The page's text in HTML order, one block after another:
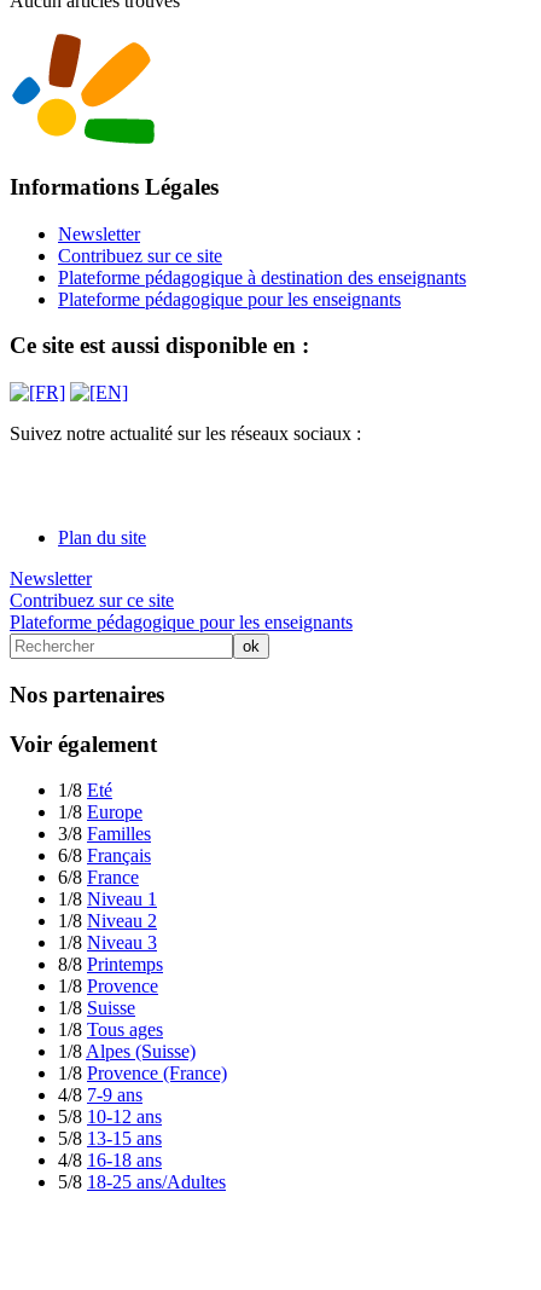
Informations Légales
Newsletter
Contribuez sur ce site
Plateforme pédagogique à destination des enseignants
Plateforme pédagogique pour les enseignants
Ce site est aussi disponible en :
Suivez notre actualité sur les réseaux sociaux :
Plan du site
Newsletter
Contribuez sur ce site
Plateforme pédagogique pour les enseignants
Nos partenaires
Voir également
1/8 Eté
1/8 Europe
3/8 Familles
6/8 Français
6/8 France
1/8 Niveau 1
1/8 Niveau 2
1/8 Niveau 3
8/8 Printemps
1/8 Provence
1/8 Suisse
1/8 Tous ages
1/8 Alpes (Suisse)
1/8 Provence (France)
4/8 7-9 ans
5/8 10-12 ans
5/8 13-15 ans
4/8 16-18 ans
5/8 18-25 ans/Adultes